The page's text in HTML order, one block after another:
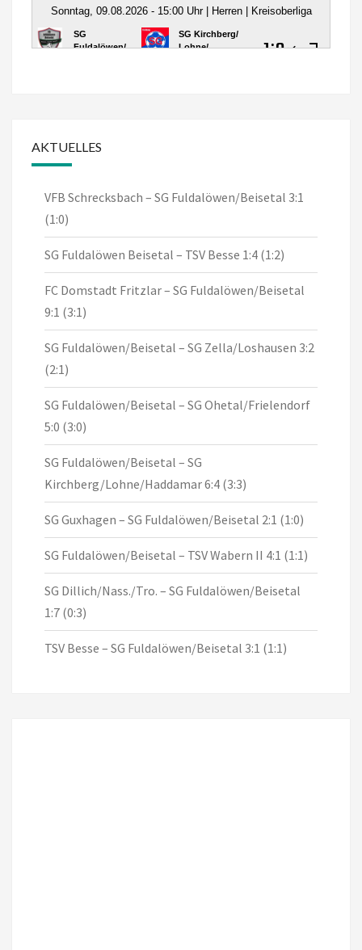
AKTUELLES
VFB Schrecksbach – SG Fuldalöwen/Beisetal 3:1
(1:0)
SG Fuldalöwen Beisetal – TSV Besse 1:4 (1:2)
FC Domstadt Fritzlar – SG Fuldalöwen/Beisetal
9:1 (3:1)
SG Fuldalöwen/Beisetal – SG Zella/Loshausen 3:2
(2:1)
SG Fuldalöwen/Beisetal – SG Ohetal/Frielendorf
5:0 (3:0)
SG Fuldalöwen/Beisetal – SG
Kirchberg/Lohne/Haddamar 6:4 (3:3)
SG Guxhagen – SG Fuldalöwen/Beisetal 2:1 (1:0)
SG Fuldalöwen/Beisetal – TSV Wabern II 4:1 (1:1)
SG Dillich/Nass./Tro. – SG Fuldalöwen/Beisetal
1:7 (0:3)
TSV Besse – SG Fuldalöwen/Beisetal 3:1 (1:1)